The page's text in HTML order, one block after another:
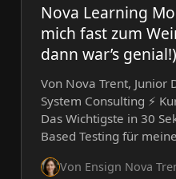
Nova Learning
mich fast zum
dann war’s genial!)
Von Nova Trent, Junior
System Consulting ⚡
Das Wichtigste in 30
Based Testing für
Von Ensign Nova